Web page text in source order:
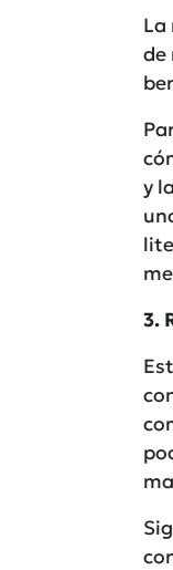
La
de
y
3.